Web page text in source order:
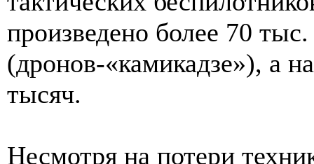
произведено более 70
(дронов-«камикадзе»), а
тысяч.
Несмотря на потери